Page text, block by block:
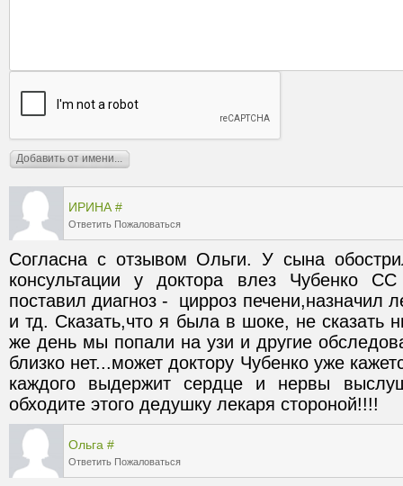
ИРИНА #
Ответить Пожаловаться
Согласна с отзывом Ольги. У сына
консультации у доктора влез Чубенко
поставил диагноз -  цирроз печени,назначил
и тд. Сказать,что я была в шоке, не сказать
же день мы попали на узи и другие
близко нет...может доктору Чубенко уже
каждого выдержит сердце и нервы
обходите этого дедушку лекаря стороной!!!!
Ольга #
Ответить Пожаловаться